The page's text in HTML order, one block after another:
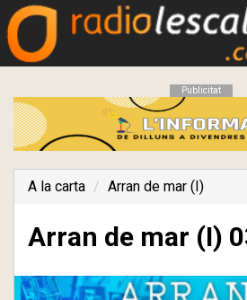
Publicitat
A la carta Arran de mar (I)
Arran de mar (I)